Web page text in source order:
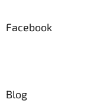
Facebook
Blog